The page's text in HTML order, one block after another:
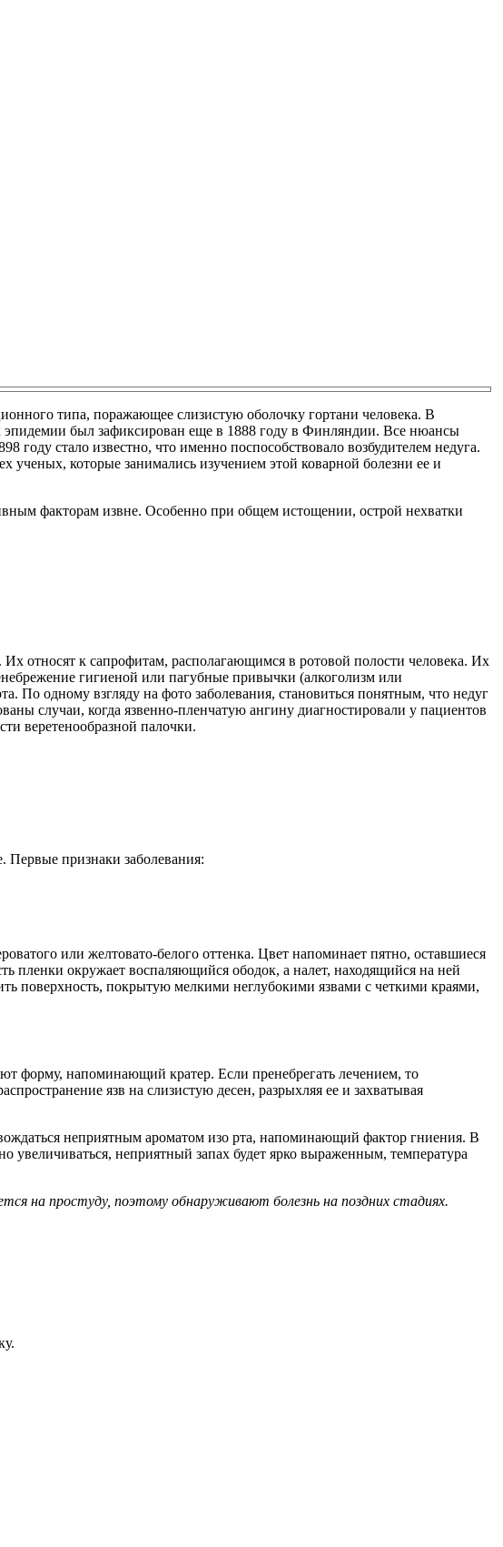
типа, поражающее слизистую оболочку гортани человека. В
эпидемии был зафиксирован еще в 1888 году в Финляндии. Все нюансы
стало известно, что именно поспособствовало возбудителем недуга.
ученых, которые занимались изучением этой коварной болезни ее и
факторам извне. Особенно при общем истощении, острой нехватки
относят к сапрофитам, располагающимся в ротовой полости человека. Их
гигиеной или пагубные привычки (алкоголизм или
По одному взгляду на фото заболевания, становиться понятным, что недуг
случаи, когда язвенно-пленчатую ангину диагностировали у пациентов
веретенообразной палочки.
Первые признаки заболевания:
или желтовато-белого оттенка. Цвет напоминает пятно, оставшиеся
пленки окружает воспаляющийся ободок, а налет, находящийся на ней
поверхность, покрытую мелкими неглубокими язвами с четкими краями,
форму, напоминающий кратер. Если пренебрегать лечением, то
язв на слизистую десен, разрыхляя ее и захватывая
неприятным ароматом изо рта, напоминающий фактор гниения. В
увеличиваться, неприятный запах будет ярко выраженным, температура
на простуду, поэтому обнаруживают болезнь на поздних стадиях.